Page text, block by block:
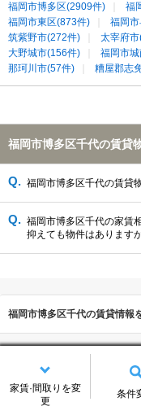
家賃·間取りを変
更
条件
福岡市博多区(2909件) 福
福岡市東区(873件)
福岡
筑紫野市(272件)
太宰府
大野城市(156件)
福岡市
那珂川市(57件)
糟屋郡志
糟屋郡篠栗町(15件)
糟屋
福岡市博多区千代の賃貸
福岡市博多区千代の賃貸
福岡市博多区千代の家賃
抑えても物件はありますか
福岡市博多区千代の賃貸情報